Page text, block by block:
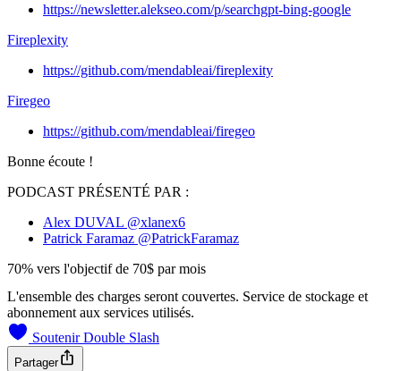
https://newsletter.alekseo.com/p/searchgpt-bing-google
Fireplexity
https://github.com/mendableai/fireplexity
Firegeo
https://github.com/mendableai/firegeo
Bonne écoute !
PODCAST PRÉSENTÉ PAR :
Alex DUVAL @xlanex6
Patrick Faramaz @PatrickFaramaz
70% vers l'objectif de 70$ par mois
L'ensemble des charges seront couvertes. Service de stockage et
abonnement aux services utilisés.
Soutenir Double Slash
Partager